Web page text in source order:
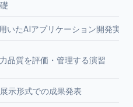
いたAIアプリケーション開発実践
品質を評価・管理する演習
示形式での成果発表